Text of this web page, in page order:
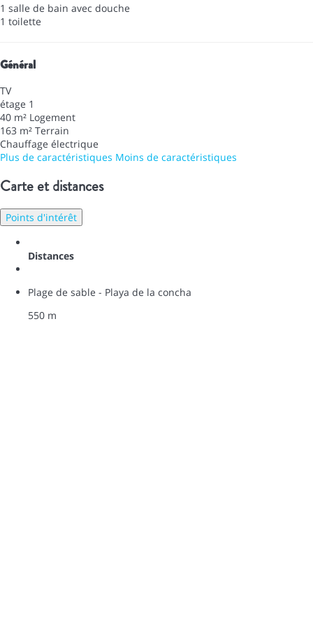
1 salle de bain avec douche
1 toilette
Général
TV
étage 1
40 m² Logement
163 m² Terrain
Chauffage électrique
Plus de caractéristiques Moins de caractéristiques
Carte et distances
Points d'intérêt
Distances
Plage de sable - Playa de la concha
550 m